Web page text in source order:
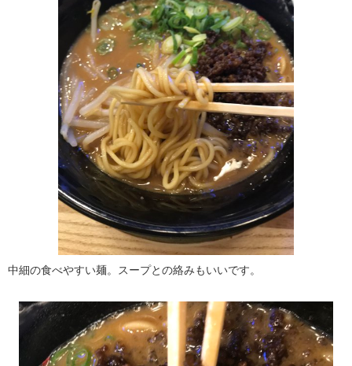
中細の食べやすい麺。スープとの絡みもいいです。